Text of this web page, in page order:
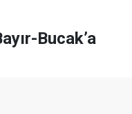
Bucak’a